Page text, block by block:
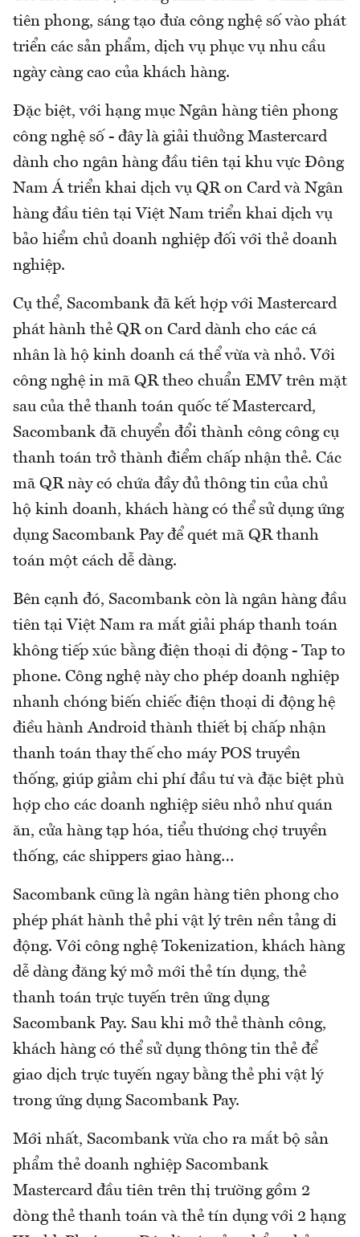
tiên phong, sáng tạo đưa công nghệ số vào phát
triển các sản phẩm, dịch vụ phục vụ nhu cầu
ngày càng cao của khách hàng.
Đặc biệt, với hạng mục Ngân hàng tiên phong
công nghệ số - đây là giải thưởng Mastercard
dành cho ngân hàng đầu tiên tại khu vực Đông
Nam Á triển khai dịch vụ QR on Card và Ngân
hàng đầu tiên tại Việt Nam triển khai dịch vụ
bảo hiểm chủ doanh nghiệp đối với thẻ doanh
nghiệp.
Cụ thể, Sacombank đã kết hợp với Mastercard
phát hành thẻ QR on Card dành cho các cá
nhân là hộ kinh doanh cá thể vừa và nhỏ. Với
công nghệ in mã QR theo chuẩn EMV trên mặt
sau của thẻ thanh toán quốc tế Mastercard,
Sacombank đã chuyển đổi thành công công cụ
thanh toán trở thành điểm chấp nhận thẻ. Các
mã QR này có chứa đầy đủ thông tin của chủ
hộ kinh doanh, khách hàng có thể sử dụng ứng
dụng Sacombank Pay để quét mã QR thanh
toán một cách dễ dàng.
Bên cạnh đó, Sacombank còn là ngân hàng đầu
tiên tại Việt Nam ra mắt giải pháp thanh toán
không tiếp xúc bằng điện thoại di động - Tap to
phone. Công nghệ này cho phép doanh nghiệp
nhanh chóng biến chiếc điện thoại di động hệ
điều hành Android thành thiết bị chấp nhận
thanh toán thay thế cho máy POS truyền
thống, giúp giảm chi phí đầu tư và đặc biệt phù
hợp cho các doanh nghiệp siêu nhỏ như quán
ăn, cửa hàng tạp hóa, tiểu thương chợ truyền
thống, các shippers giao hàng…
Sacombank cũng là ngân hàng tiên phong cho
phép phát hành thẻ phi vật lý trên nền tảng di
động. Với công nghệ Tokenization, khách hàng
dễ dàng đăng ký mở mới thẻ tín dụng, thẻ
thanh toán trực tuyến trên ứng dụng
Sacombank Pay. Sau khi mở thẻ thành công,
khách hàng có thể sử dụng thông tin thẻ để
giao dịch trực tuyến ngay bằng thẻ phi vật lý
trong ứng dụng Sacombank Pay.
Mới nhất, Sacombank vừa cho ra mắt bộ sản
phẩm thẻ doanh nghiệp Sacombank
Mastercard đầu tiên trên thị trường gồm 2
dòng thẻ thanh toán và thẻ tín dụng với 2 hạng